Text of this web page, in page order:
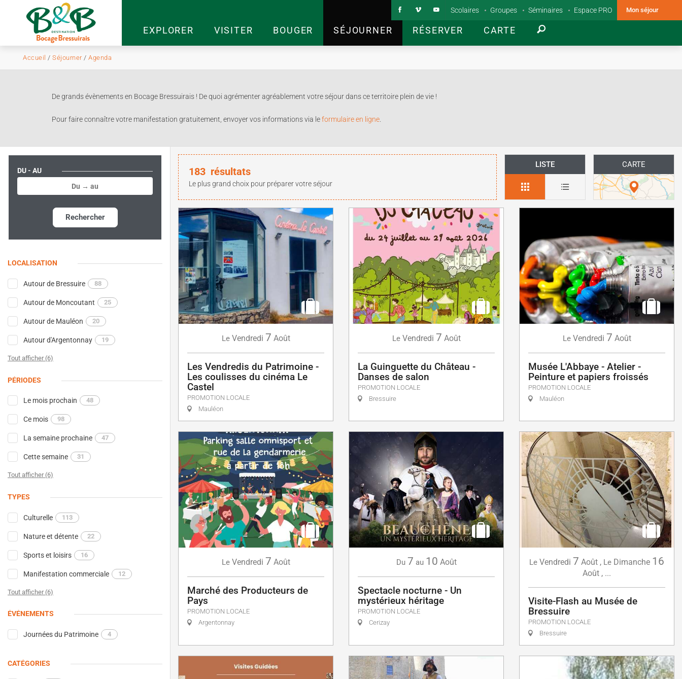
EXPLORER VISITER BOUGER SÉJOURNER RÉSERVER CARTE
Scolaires Groupes Séminaires Espace PRO Mon séjour
Accueil / Séjourner/ Agenda
De grands évènements en Bocage Bressuirais ! De quoi agrémenter agréablement votre séjour dans ce territoire plein de vie !
Pour faire connaître votre manifestation gratuitement, envoyer vos informations via leformulaire en ligne
DU - AU
Rechercher
LOCALISATION
Autour de Bressuire 88
Autour de Moncoutant 25
Autour de Mauléon 20
Autour d'Argentonnay 19
Tout afficher (6)
PÉRIODES
Le mois prochain 48
Ce mois 98
La semaine prochaine 47
Cette semaine 31
Tout afficher (6)
TYPES
Culturelle 113
Nature et détente 22
Sports et loisirs 16
Manifestation commerciale 12
Tout afficher (6)
ÉVÉNEMENTS
Journées du Patrimoine 4
CATÉGORIES
183 résultats
Le plus grand choix pour préparer votre séjour
LISTE CARTE
Le Vendredi 7 Août
Les Vendredis du Patrimoine -
Les coulisses du cinéma Le
Castel
PROMOTION LOCALE
Mauléon
Le Vendredi 7 Août
La Guinguette du Château -
Danses de salon
PROMOTION LOCALE
Bressuire
Le Vendredi 7 Août
Musée L'Abbaye - Atelier -
Peinture et papiers froissés
PROMOTION LOCALE
Mauléon
Le Vendredi 7 Août
Marché des Producteurs de
Pays
PROMOTION LOCALE
Argentonnay
Du 7 au 10 Août
Spectacle nocturne - Un
mystérieux héritage
PROMOTION LOCALE
Cerizay
Le Vendredi 7 Août , Le Dimanche 16
Août , ...
Visite-Flash au Musée de
Bressuire
PROMOTION LOCALE
Bressuire